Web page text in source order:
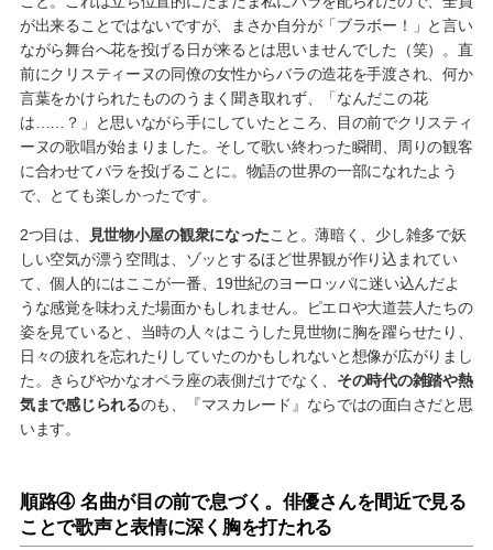
が出来ることではないですが、まさか自分が「ブラボー！」と言い
ながら舞台へ花を投げる日が来るとは思いませんでした（笑）。直
前にクリスティーヌの同僚の女性からバラの造花を手渡され、何か
言葉をかけられたもののうまく聞き取れず、「なんだこの花
は……？」と思いながら手にしていたところ、目の前でクリスティ
ーヌの歌唱が始まりました。そして歌い終わった瞬間、周りの観客
に合わせてバラを投げることに。物語の世界の一部になれたよう
で、とても楽しかったです。
2つ目は、 見世物小屋の観衆になったこと。薄暗く、少し雑多で妖
しい空気が漂う空間は、ゾッとするほど世界観が作り込まれてい
て、個人的にはここが一番、19世紀のヨーロッパに迷い込んだよ
うな感覚を味わえた場面かもしれません。ピエロや大道芸人たちの
姿を見ていると、当時の人々はこうした見世物に胸を躍らせたり、
日々の疲れを忘れたりしていたのかもしれないと想像が広がりまし
た。きらびやかなオペラ座の表側だけでなく、 その時代の雑踏や熱
気まで感じられるのも、『マスカレード』ならではの面白さだと思
います。
順路④ 名曲が目の前で息づく。俳優さんを間近で見る
ことで歌声と表情に深く胸を打たれる